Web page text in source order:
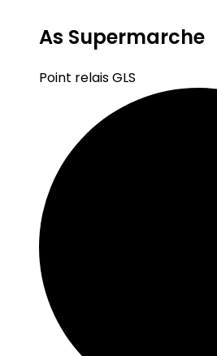
As Supermarche
Point relais GLS